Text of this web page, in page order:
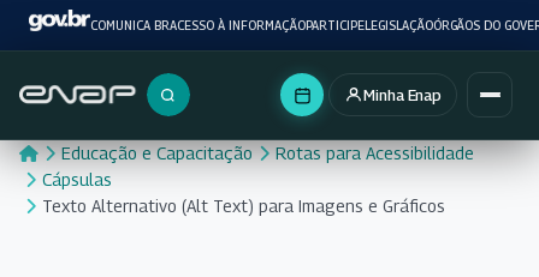
COMUNICA BRACESSO À INFORMAÇÃOPARTICIPELEGISLAÇÃOÓRGÃOS DO
Buscar no portal
Minha Enap
Educação e Capacitação
Rotas para Acessibilidade
Cápsulas
Texto Alternativo (Alt Text) para Imagens e Gráficos